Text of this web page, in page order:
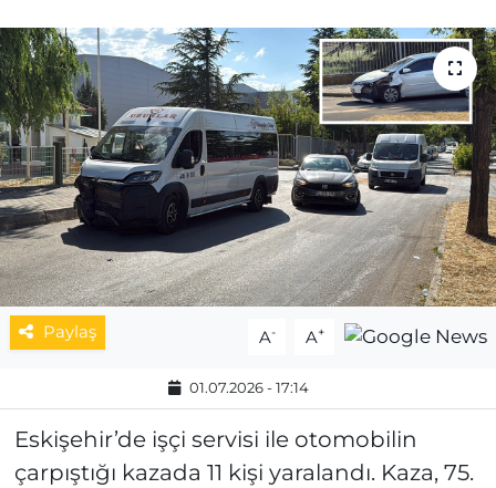
Paylaş A- A+
01.07.2026 - 17:14
Eskişehir’de işçi servisi ile otomobilin
çarpıştığı kazada 11 kişi yaralandı. Kaza, 75.
SPOR
MAGAZİN
ESKİŞEHİRSPOR